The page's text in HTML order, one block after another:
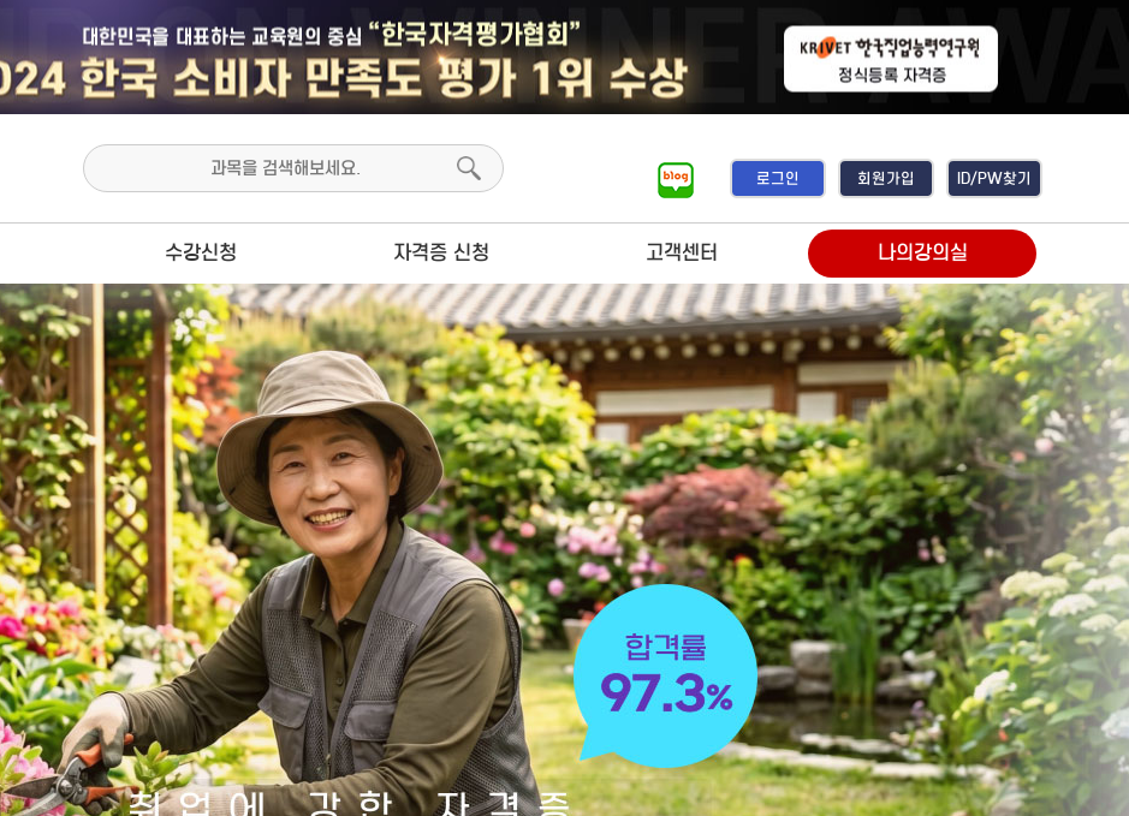
로그인 회원가입 ID/PW찾기
수강신청 자격증 신청 고객센터 나의강의실